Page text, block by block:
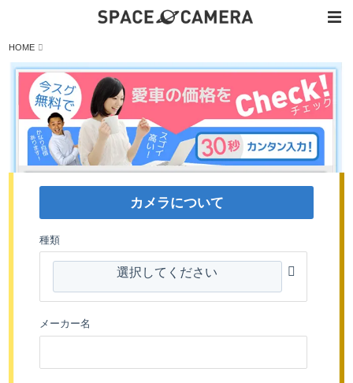
を
ス
ッ
プ
HOME
カメラについて
種類
選択してください
メーカー名